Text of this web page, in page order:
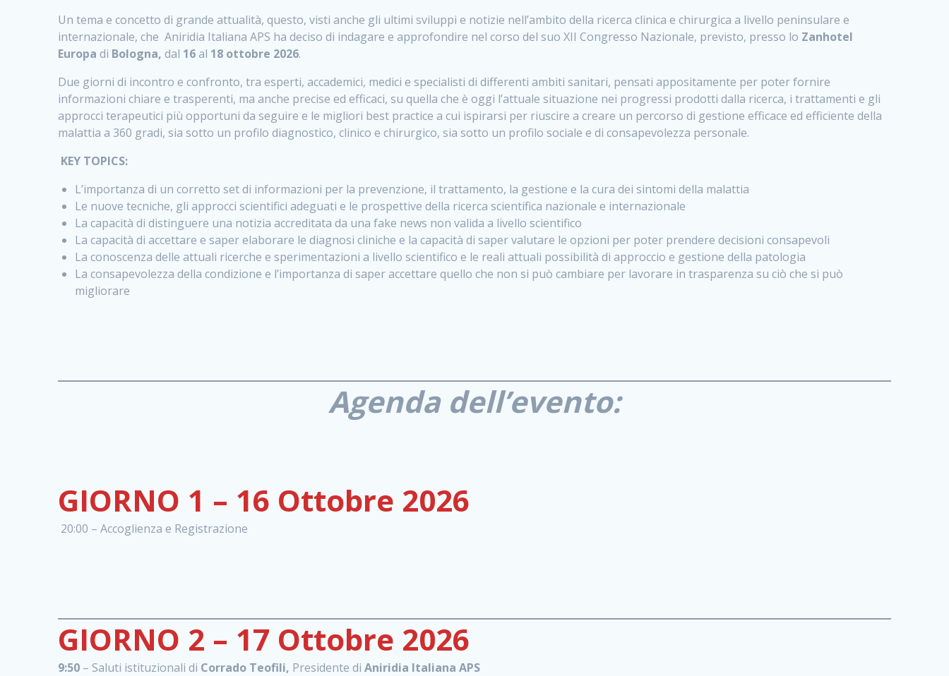
Un tema e concetto di grande attualità, questo, visti anche gli ultimi sviluppi e notizie nell’ambito della ricerca clinica e chirurgica a livello peninsulare e
internazionale, che Aniridia Italiana APS ha deciso di indagare e approfondire nel corso del suo XII Congresso Nazionale, previsto, presso lo Zanhotel
Europadi Bologna, dal 16al 18 ottobre 2026.
Due giorni di incontro e confronto, tra esperti, accademici, medici e specialisti di differenti ambiti sanitari, pensati appositamente per poter fornire
informazioni chiare e trasperenti, ma anche precise ed efficaci, su quella che è oggi l’attuale situazione nei progressi prodotti dalla ricerca, i trattamenti e gli
approcci terapeutici più opportuni da seguire e le migliori best practice a cui ispirarsi per riuscire a creare un percorso di gestione efficace ed efficiente della
malattia a 360 gradi, sia sotto un profilo diagnostico, clinico e chirurgico, sia sotto un profilo sociale e di consapevolezza personale.
KEY TOPICS:
L’importanza di un corretto set di informazioni per la prevenzione, il trattamento, la gestione e la cura dei sintomi della malattia
Le nuove tecniche, gli approcci scientifici adeguati e le prospettive della ricerca scientifica nazionale e internazionale
La capacità di distinguere una notizia accreditata da una fake news non valida a livello scientifico
La capacità di accettare e saper elaborare le diagnosi cliniche e la capacità di saper valutare le opzioni per poter prendere decisioni consapevoli
La conoscenza delle attuali ricerche e sperimentazioni a livello scientifico e le reali attuali possibilità di approccio e gestione della patologia
La consapevolezza della condizione e l’importanza di saper accettare quello che non si può cambiare per lavorare in trasparenza su ciò che si può
migliorare
Agenda dell’evento:
GIORNO 1 – 16 Ottobre 2026
20:00 – Accoglienza e Registrazione
GIORNO 2 – 17 Ottobre 2026
9:50 – Saluti istituzionali di Corrado Teofili, Presidente diAniridia Italiana APS